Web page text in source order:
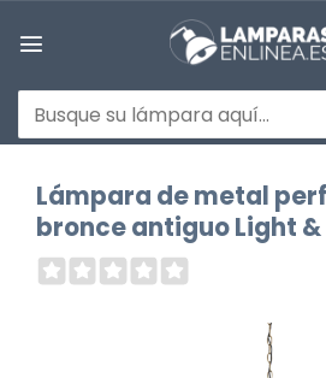
Buscar
por:
Lámpara de metal
bronce antiguo Light &